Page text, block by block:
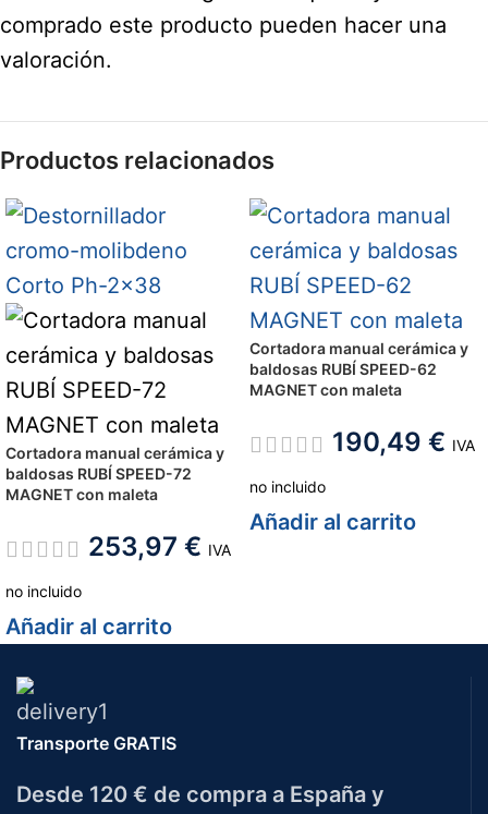
comprado este producto pueden hacer una
valoración.
Productos relacionados
Cortadora manual cerámica y
baldosas RUBÍ SPEED-72
MAGNET con maleta
253,97 € IVA
no incluido
Añadir al carrito
Cortadora manual cerámica y
baldosas RUBÍ SPEED-62
MAGNET con maleta
190,49 € IVA
no incluido
Añadir al carrito
Transporte GRATIS
Desde 120 € de compra a España y